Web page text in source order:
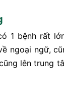
1 bệnh rất
ngoại ngữ,
lên trung